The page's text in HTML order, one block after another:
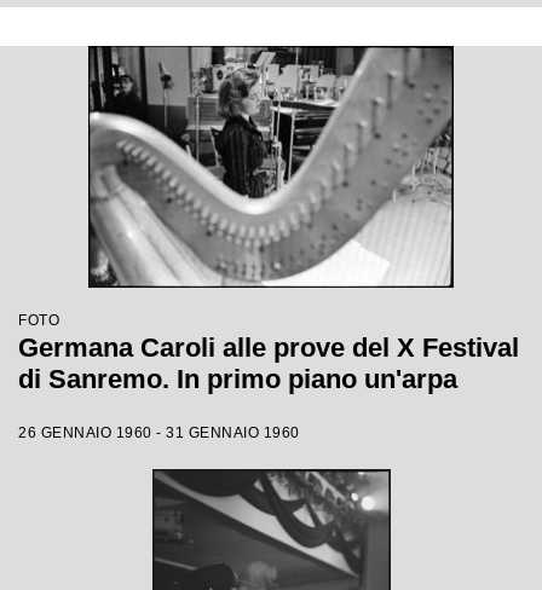
FOTO
Germana Caroli alle prove del X Festival
di Sanremo. In primo piano un'arpa
26 GENNAIO 1960 - 31 GENNAIO 1960